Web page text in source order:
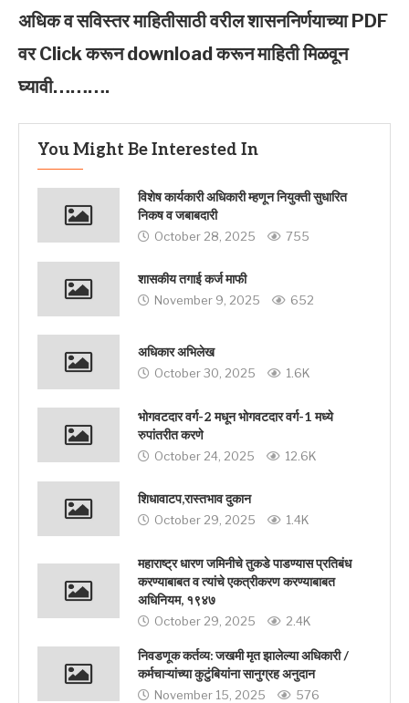
अधिक व सविस्तर माहितीसाठी वरील शासननिर्णयाच्या PDF
वर Click करून download करून माहिती मिळवून
घ्यावी……….
You Might Be Interested In
विशेष कार्यकारी अधिकारी म्हणून नियुक्ती सुधारित
निकष व जबाबदारी
October 28, 2025 755
शासकीय तगाई कर्ज माफी
November 9, 2025 652
अधिकार अभिलेख
October 30, 2025 1.6K
भोगवटदार वर्ग-2 मधून भोगवटदार वर्ग-1 मध्ये
रुपांतरीत करणे
October 24, 2025 12.6K
शिधावाटप,रास्तभाव दुकान
October 29, 2025 1.4K
महाराष्ट्र धारण जमिनीचे तुकडे पाडण्यास प्रतिबंध
करण्याबाबत व त्यांचे एकत्रीकरण करण्याबाबत
अधिनियम, १९४७
October 29, 2025 2.4K
निवडणूक कर्तव्य: जखमी मृत झालेल्या अधिकारी /
कर्मचाऱ्यांच्या कुटुंबियांना सानुग्रह अनुदान
November 15, 2025 576